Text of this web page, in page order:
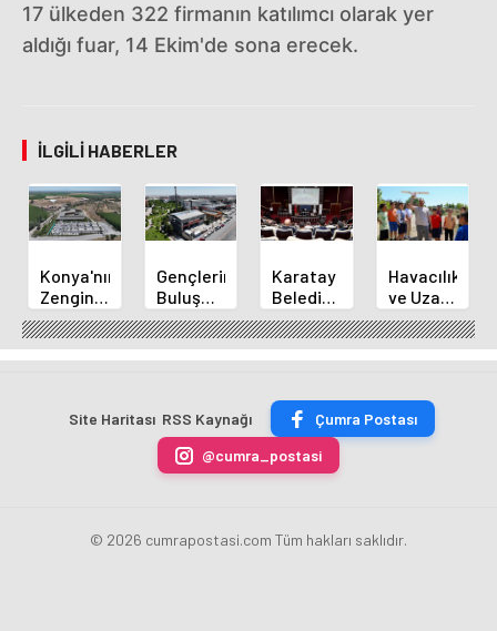
17 ülkeden 322 firmanın katılımcı olarak yer
aldığı fuar, 14 Ekim'de sona erecek.
İLGILI HABERLER
Konya'nın
Zengin
Mutfağı
GastroFest'te
Tanıtılacak
Gençlerin
Buluşma
Noktası
Talha
Bayrakçı
Yükseliyor
Karatay
Belediye
Başkanı
Kılca
Yeni
Açıkladı
Havacılık
ve Uzay
Yaz
Kursu
Başladı
Site Haritası RSS Kaynağı
Çumra Postası
@cumra_postasi
© 2026 cumrapostasi.com Tüm hakları saklıdır.